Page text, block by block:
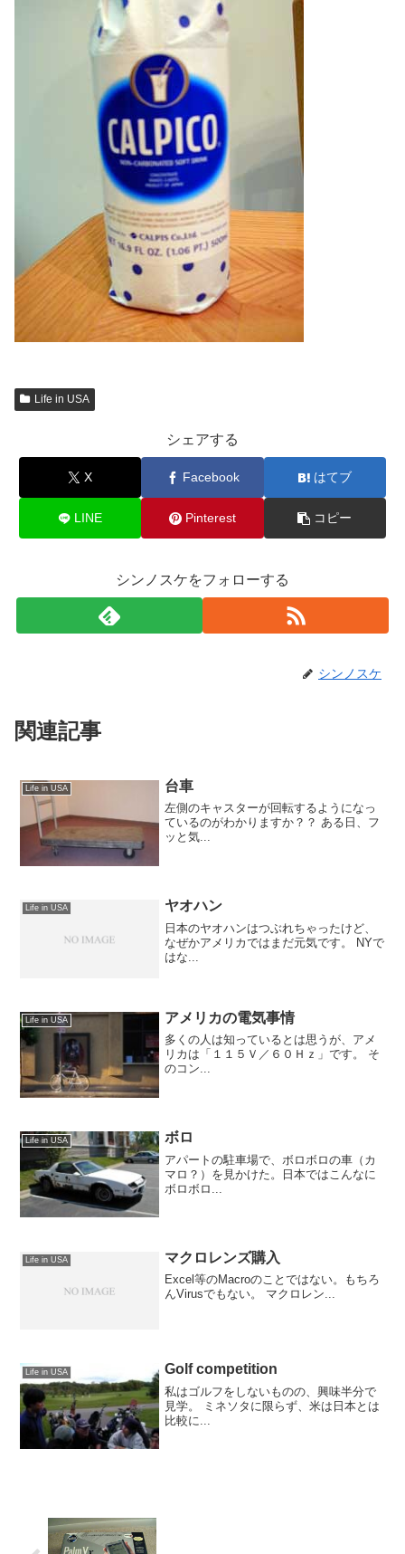
Life in USA
シェアする
X Facebook はてブ
LINE Pinterest コピー
シンノスケをフォローする
シンノスケ
関連記事
Life in USA 台車
左側のキャスターが回転するようになっ
ているのがわかりますか？？ ある日、フ
ッと気...
Life in USA ヤオハン
日本のヤオハンはつぶれちゃったけど、
なぜかアメリカではまだ元気です。 NYで
はな...
Life in USA アメリカの電気事情
多くの人は知っているとは思うが、アメ
リカは「１１５Ｖ／６０Ｈｚ」です。 そ
のコン...
Life in USA ボロ
アパートの駐車場で、ボロボロの車（カ
マロ？）を見かけた。日本ではこんなに
ボロボロ...
Life in USA マクロレンズ購入
Excel等のMacroのことではない。もちろ
んVirusでもない。 マクロレン...
Life in USA Golf competition
私はゴルフをしないものの、興味半分で
見学。 ミネソタに限らず、米は日本とは
比較に...